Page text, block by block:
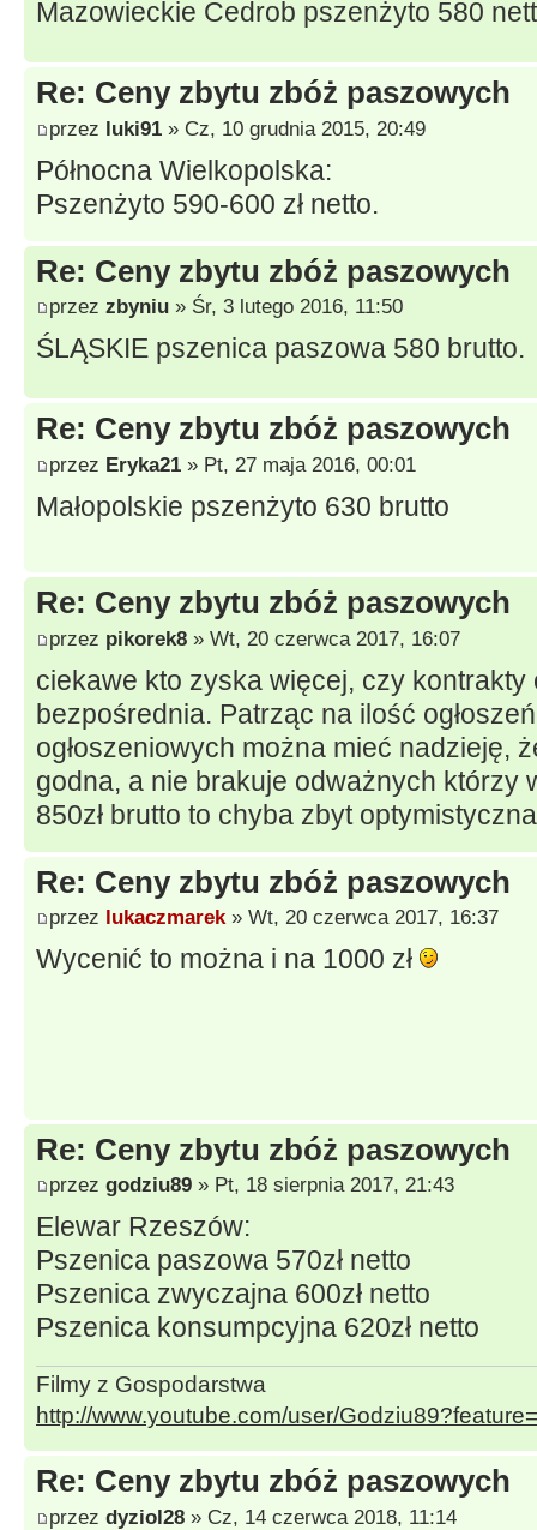
Mazowieckie Cedrob pszenżyto 580
Re: Ceny zbytu zbóż paszowych
przez luki91 » Cz, 10 grudnia 2015, 20:49
Północna Wielkopolska:
Pszenżyto 590-600 zł netto.
Re: Ceny zbytu zbóż paszowych
przez zbyniu » Śr, 3 lutego 2016, 11:50
ŚLĄSKIE pszenica paszowa 580 brutto.
Re: Ceny zbytu zbóż paszowych
przez Eryka21 » Pt, 27 maja 2016, 00:01
Małopolskie pszenżyto 630 brutto
Re: Ceny zbytu zbóż paszowych
przez pikorek8 » Wt, 20 czerwca 2017, 16:07
ciekawe kto zyska więcej, czy
bezpośrednia. Patrząc na ilość
ogłoszeniowych można mieć nadzieję,
godna, a nie brakuje odważnych którzy
850zł brutto to chyba zbyt
Re: Ceny zbytu zbóż paszowych
przez lukaczmarek» Wt, 20 czerwca 2017, 16:37
Wycenić to można i na 1000 zł
Re: Ceny zbytu zbóż paszowych
przez godziu89 » Pt, 18 sierpnia 2017, 21:43
Elewar Rzeszów:
Pszenica paszowa 570zł netto
Pszenica zwyczajna 600zł netto
Pszenica konsumpcyjna 620zł netto
Filmy z Gospodarstwa
http://www.youtube.com/user/
Re: Ceny zbytu zbóż paszowych
przez dyziol28 » Cz, 14 czerwca 2018, 11:14